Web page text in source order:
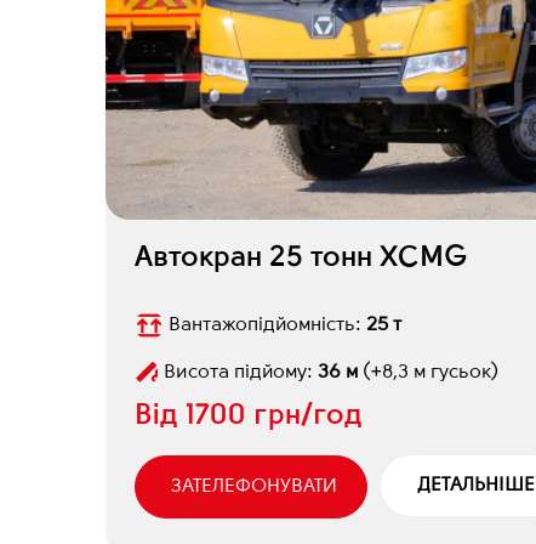
Автокран 25 тонн XCMG
Вантажопідйомність: 25 т
Висота підйому: 36 м (+8,3 м гусьок)
Від 1700 грн/год
ЗАТЕЛЕФОНУВАТИ ДЕТАЛЬНІШЕ